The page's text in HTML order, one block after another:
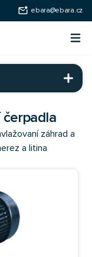
mark_email_unread ebara@ebara.cz
čerpadla
záhrad a
a litina